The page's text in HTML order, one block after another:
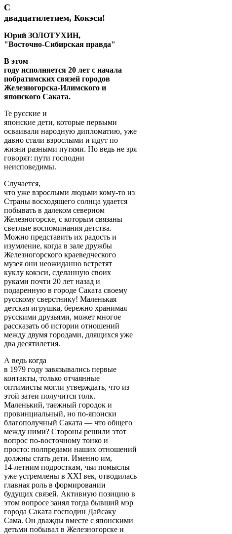
C
двадцатилетием, Кокэси!
Юрий ЗОЛОТУХИН,
"Восточно-Сибирская правда"
В этом
году исполняется 20 лет с начала
побратимских связей городов
Железногорска-Илимского и
японского Саката.
Те русские и
японские дети, которые первыми
осваивали народную дипломатию, уже
давно стали взрослыми и идут по
жизни разными путями. Но ведь не зря
говорят: пути господни
неисповедимы.
Случается,
что уже взрослыми людьми кому-то из
Страны восходящего солнца удается
побывать в далеком северном
Железногорске, с которым связаны
светлые воспоминания детства.
Можно представить их радость и
изумление, когда в зале дружбы
Железногорского краеведческого
музея они неожиданно встретят
куклу кокэси, сделанную своих
руками почти 20 лет назад и
подаренную в городе Саката своему
русскому сверстнику! Маленькая
детская игрушка, бережно хранимая
русскими друзьями, может многое
рассказать об истории отношений
между двумя городами, длящихся уже
два десятилетия.
А ведь когда
в 1979 году завязывались первые
контакты, только отчаянные
оптимисты могли утверждать, что из
этой затеи получится толк.
Маленький, таежный городок и
провинциальный, но по-японски
благополучный Саката — что общего
между ними? Стороны решили этот
вопрос по-восточному тонко и
просто: полпредами наших отношений
должны стать дети. Именно им,
14-летним подросткам, чьи помыслы
уже устремлены в ХХI век, отводилась
главная роль в формировании
будущих связей. Активную позицию в
этом вопросе занял тогда бывший мэр
города Саката господин Дайсаку
Сама. Он дважды вместе с японскими
детьми побывал в Железногорске и